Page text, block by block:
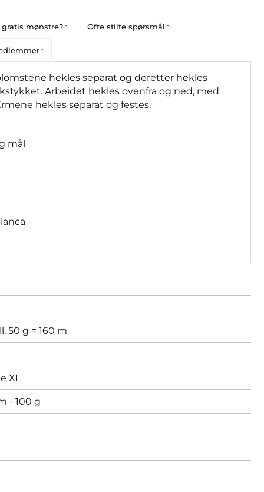
mønstre? Ofte stilte spørsmål
hekles separat og deretter hekles
Arbeidet hekles ovenfra og ned, med
hekles separat og festes.
mål
50 g = 160 m
XL
- 100 g